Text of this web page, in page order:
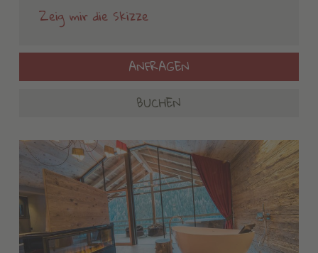
Zeig mir die Skizze
ANFRAGEN
BUCHEN